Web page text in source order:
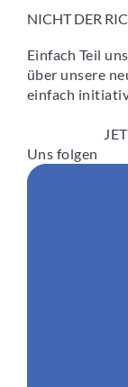
NICHT DER
Einfach Teil
über unsere
einfach
Uns folgen